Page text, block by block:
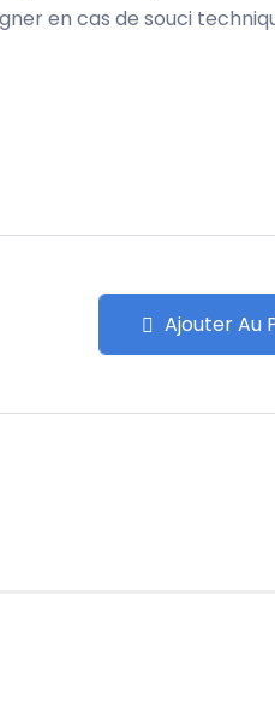
en cas de souci
Ajouter Au